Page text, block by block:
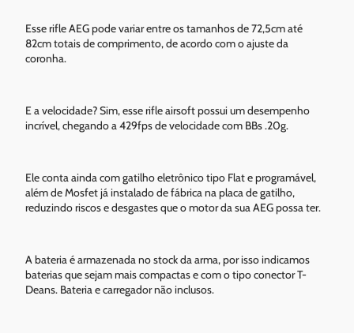
Esse rifle AEG pode variar entre os tamanhos de 72,5cm até
82cm totais de comprimento, de acordo com o ajuste da
coronha.
E a velocidade? Sim, esse rifle airsoft possui um desempenho
incrível, chegando a 429fps de velocidade com BBs .20g.
Ele conta ainda com gatilho eletrônico tipo Flat e programável,
além de Mosfet já instalado de fábrica na placa de gatilho,
reduzindo riscos e desgastes que o motor da sua AEG possa ter.
A bateria é armazenada no stock da arma, por isso indicamos
baterias que sejam mais compactas e com o tipo conector T-
Deans. Bateria e carregador não inclusos.